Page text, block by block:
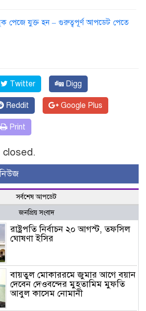
পেজে যুক্ত হন – গুরুত্বপূর্ণ আপডেট পেতে
Twitter Digg
Reddit Google Plus
Print
closed.
সর্বশেষ আপডেট
জনপ্রিয় সংবাদ
রাষ্ট্রপতি নির্বাচন ২০ আগস্ট, তফসিল
ঘোষণা ইসির
বায়তুল মোকাররমে জুমার আগে বয়ান
দেবেন দেওবন্দের মুহতামিম মুফতি
আবুল কাসেম নোমানী